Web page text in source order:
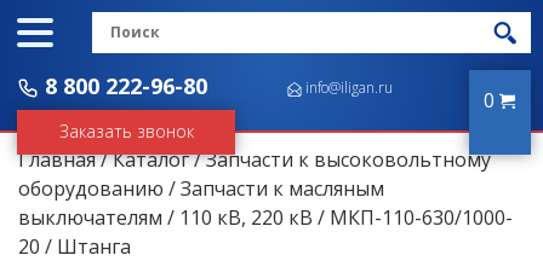
8 800 222-96-80
Заказать звонок
info@iligan.ru 0
Главная/Каталог/Запчасти к высоковольтному
оборудованию /Запчасти к масляным
выключателям / 110 кВ, 220 кВ / МКП-110-630/1000-
20 / Штанга